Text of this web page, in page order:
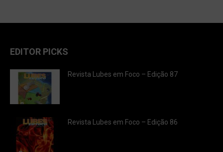
EDITOR PICKS
Revista Lubes em Foco – Edição 87
Revista Lubes em Foco – Edição 86